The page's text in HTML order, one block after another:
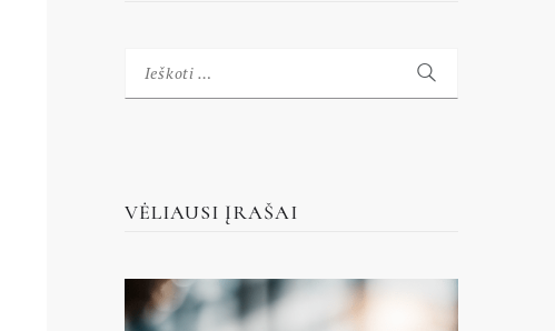
Ieškoti:
VĖLIAUSI ĮRAŠAI